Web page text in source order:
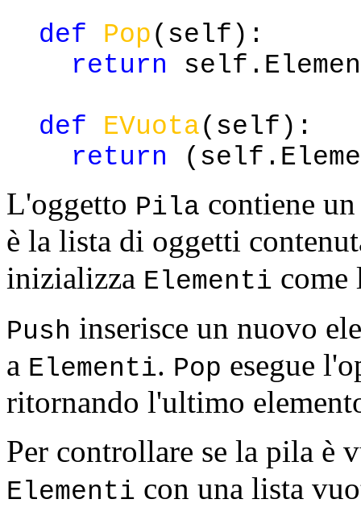
def Pop(self):
return
def
EVuota(self):
return
L'oggetto Pila contiene
è la lista di oggetti
inizializza Elementi come
Push inserisce un nuovo
a Elementi. Pop esegue
ritornando l'ultimo
Per controllare se la pila è
Elementi con una lista